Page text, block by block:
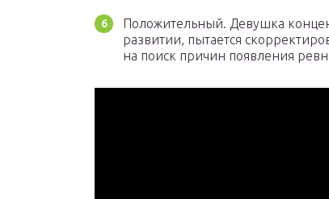
Положительный. Девушка
развитии, пытается
на поиск причин появления